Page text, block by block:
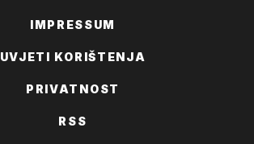
IMPRESSUM
UVJETI KORIŠTENJA
PRIVATNOST
RSS